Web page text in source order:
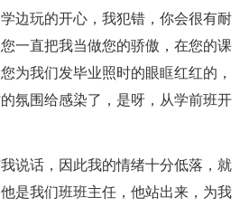
边玩的开心，我犯错，你会很有耐
一直把我当做您的骄傲，在您的课
为我们发毕业照时的眼眶红红的，
氛围给感染了，是呀，从学前班开
说话，因此我的情绪十分低落，就
是我们班班主任，他站出来，为我